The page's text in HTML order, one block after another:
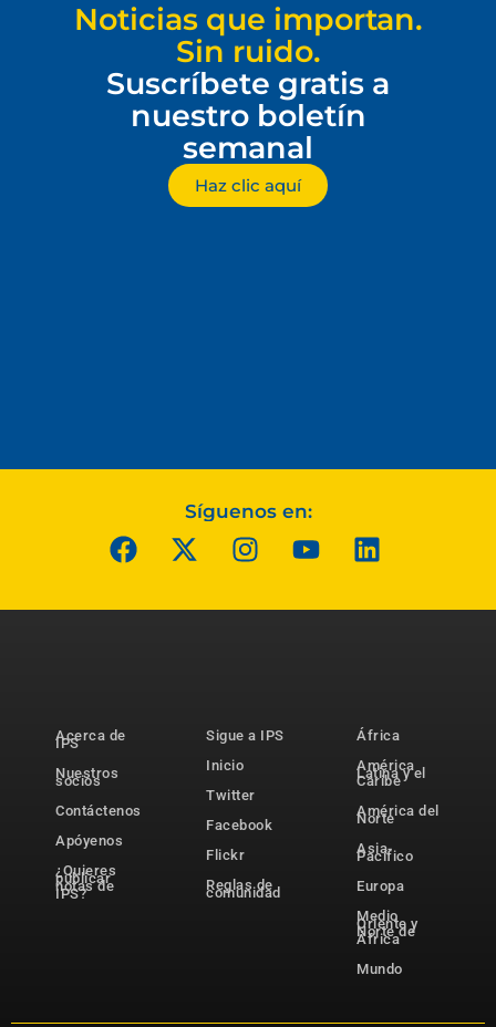
Noticias que importan.
Sin ruido.
Suscríbete gratis a
nuestro boletín
semanal
Haz clic aquí
Síguenos en:
Acerca de
IPS
Nuestros
socios
Contáctenos
Apóyenos
¿Quieres
publicar
notas de
IPS?
Sigue a IPS
Inicio
Twitter
Facebook
Flickr
Reglas de
comunidad
África
América
Latina y el
Caribe
América del
Norte
Asia-
Pacífico
Europa
Medio
Oriente y
Norte de
África
Mundo